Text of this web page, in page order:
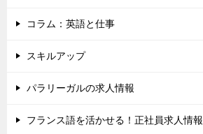
コラム：英語と仕事
スキルアップ
パラリーガルの求人情報
フランス語を活かせる！正社員求人情報